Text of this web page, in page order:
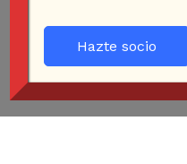
Hazte socio